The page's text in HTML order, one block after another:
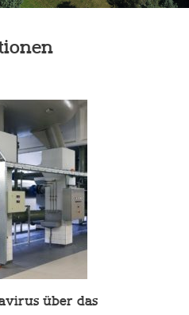
über das